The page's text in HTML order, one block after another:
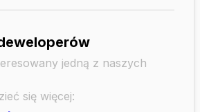
jedną z naszych
się więcej: